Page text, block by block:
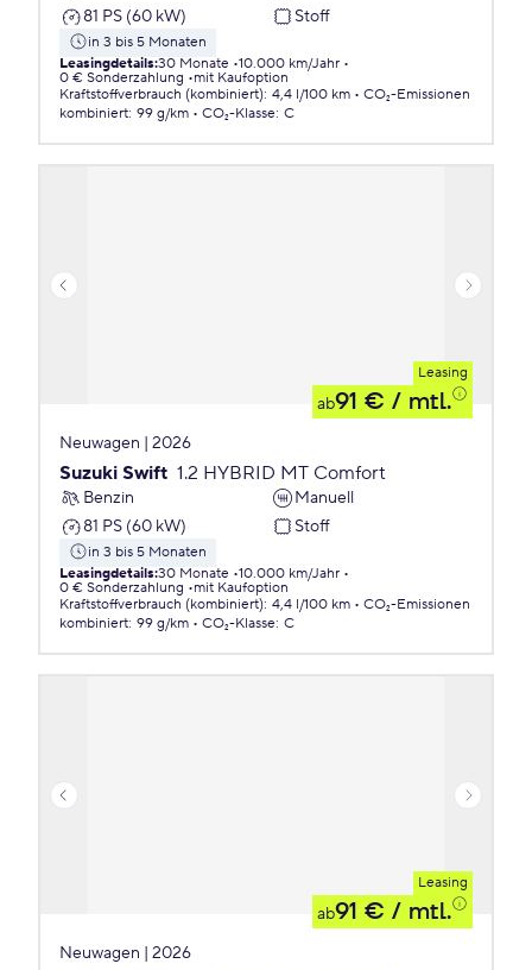
81 PS (60 kW)
Stoff
in 3 bis 5 Monaten
Leasingdetails:30 Monate 10.000 km/Jahr
0 € Sonderzahlung
mit Kaufoption
Kraftstoffverbrauch (kombiniert): 4,4 l/100 km
CO₂-Emissionen
kombiniert: 99 g/km CO₂-Klasse: C
Leasing
ab91 € / mtl.
Neuwagen | 2026
Suzuki Swift 1.2 HYBRID MT Comfort
Benzin
Manuell
81 PS (60 kW)
Stoff
in 3 bis 5 Monaten
Leasingdetails:30 Monate 10.000 km/Jahr
0 € Sonderzahlung
mit Kaufoption
Kraftstoffverbrauch (kombiniert): 4,4 l/100 km
CO₂-Emissionen
kombiniert: 99 g/km CO₂-Klasse: C
Leasing
ab91 € / mtl.
Neuwagen | 2026